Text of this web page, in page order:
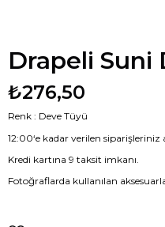
Drapeli Suni
₺276,50
Renk : Deve Tüyü
12:00‘e kadar verilen siparişleriniz
Kredi kartına 9 taksit imkanı.
Fotoğraflarda kullanılan